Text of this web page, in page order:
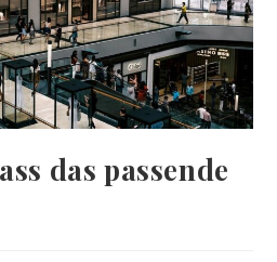
das passende